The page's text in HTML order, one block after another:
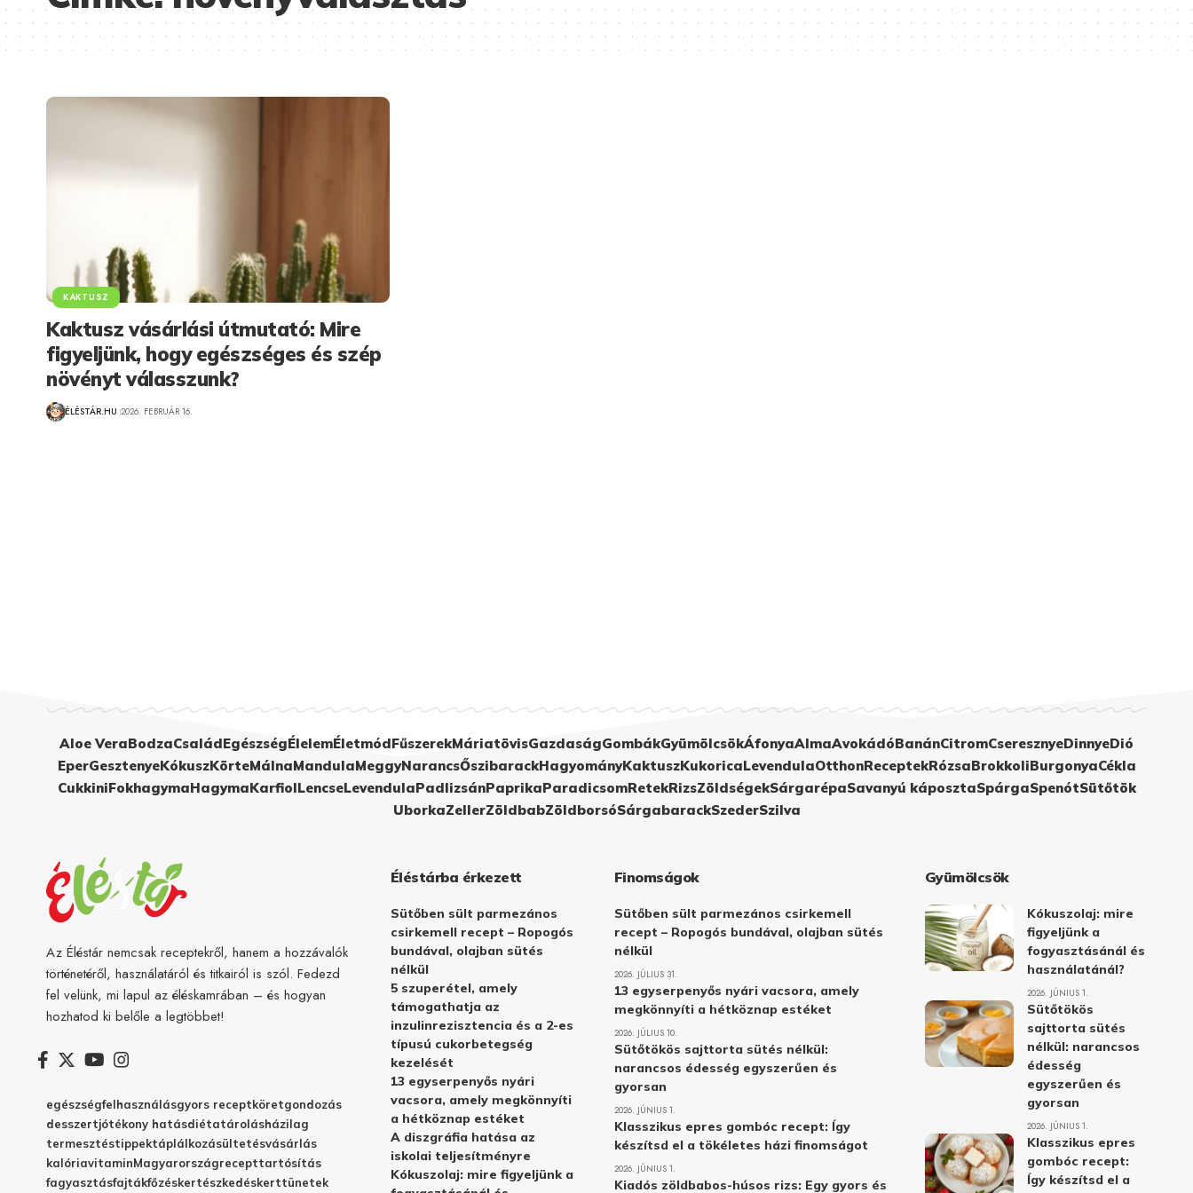
KAKTUSZ
Kaktusz vásárlási útmutató: Mire
figyeljünk, hogy egészséges és szép
növényt válasszunk?
ÉLÉSTÁR.HU 2026. FEBRUÁR 16.
Aloe VeraBodzaCsaládEgészségÉlelemÉletmódFűszerekMáriatövisGazdaságGombákGyümölcsökÁfonyaAlmaAvokádóBanánCitromCseresznyeDinnyeDió
EperGesztenyeKókuszKörteMálnaMandulaMeggyNarancsŐszibarackHagyományKaktuszKukoricaLevendulaOtthonReceptekRózsaBrokkoliBurgonyaCékla
CukkiniFokhagymaHagymaKarfiolLencseLevendulaPadlizsánPaprikaParadicsomRetekRizsZöldségekSárgarépaSavanyú káposztaSpárgaSpenótSütőtök
UborkaZellerZöldbabZöldborsóSárgabarackSzederSzilva
Az Éléstár nemcsak receptekről, hanem a hozzávalók
történetéről, használatáról és titkairól is szól. Fedezd
fel velünk, mi lapul az éléskamrában – és hogyan
hozhatod ki belőle a legtöbbet!
egészségfelhasználásgyors receptköretgondozás
desszertjótékony hatásdiétatárolásházilag
termesztéstippektáplálkozásültetésvásárlás
kalóriavitaminMagyarországrecepttartósítás
fagyasztásfajtákfőzéskertészkedéskerttünetek
Éléstárba érkezett
Sütőben sült parmezános
csirkemell recept – Ropogós
bundával, olajban sütés
nélkül
5 szuperétel, amely
támogathatja az
inzulinrezisztencia és a 2-es
típusú cukorbetegség
kezelését
13 egyserpenyős nyári
vacsora, amely megkönnyíti
a hétköznap estéket
A diszgráfia hatása az
iskolai teljesítményre
Kókuszolaj: mire figyeljünk a
Finomságok
Sütőben sült parmezános csirkemell
recept – Ropogós bundával, olajban sütés
nélkül
2026. JÚLIUS 31.
13 egyserpenyős nyári vacsora, amely
megkönnyíti a hétköznap estéket
2026. JÚLIUS 10.
Sütőtökös sajttorta sütés nélkül:
narancsos édesség egyszerűen és
gyorsan
2026. JÚNIUS 1.
Klasszikus epres gombóc recept: Így
készítsd el a tökéletes házi finomságot
2026. JÚNIUS 1.
Kiadós zöldbabos-húsos rizs: Egy gyors és
Gyümölcsök
Kókuszolaj: mire
figyeljünk a
fogyasztásánál és
használatánál?
2026. JÚNIUS 1.
Sütőtökös
sajttorta sütés
nélkül: narancsos
édesség
egyszerűen és
gyorsan
2026. JÚNIUS 1.
Klasszikus epres
gombóc recept:
Így készítsd el a